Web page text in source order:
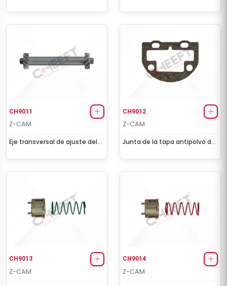
CH9011
Z-CAM
Eje transversal de ajuste del
CH9012
Z-CAM
Junta de la tapa antipolvo del
CH9013
Z-CAM
CH9014
Z-CAM